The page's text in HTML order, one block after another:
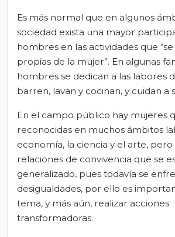
Es más normal que en algunos
sociedad exista una mayor
hombres en las actividades que
propias de la mujer”. En algunas
hombres se dedican a las labores
barren, lavan y cocinan, y cuidan a
En el campo público hay mujeres
reconocidas en muchos ámbitos
economía, la ciencia y el arte, pero
relaciones de convivencia que se
generalizado, pues todavía se
desigualdades, por ello es
tema, y más aún, realizar acciones
transformadoras.